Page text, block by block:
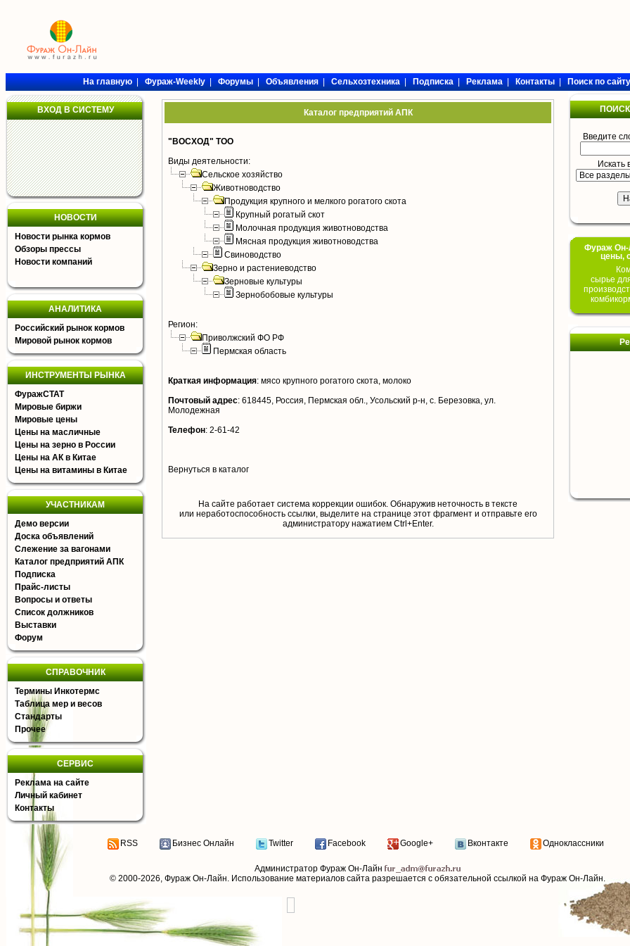
На главную|Фураж-Weekly|Форумы|Объявления|Сельхозтехника|Подписка|Реклама|Контакты|Поиск по сайту
ВХОД В СИСТЕМУ
НОВОСТИ
Новости рынка кормов
Обзоры прессы
Новости компаний
АНАЛИТИКА
Российский рынок кормов
Мировой рынок кормов
ИНСТРУМЕНТЫ РЫНКА
ФуражСТАТ
Мировые биржи
Мировые цены
Цены на масличные
Цены на зерно в России
Цены на АК в Китае
Цены на витамины в Китае
УЧАСТНИКАМ
Демо версии
Доска объявлений
Слежение за вагонами
Каталог предприятий АПК
Подписка
Прайс-листы
Вопросы и ответы
Список должников
Выставки
Форум
СПРАВОЧНИК
Термины Инкотермс
Таблица мер и весов
Стандарты
Прочее
СЕРВИС
Реклама на сайте
Личный кабинет
Контакты
Каталог предприятий АПК
"ВОСХОД" ТОО
Виды деятельности:
Сельское хозяйство
Животноводство
Продукция крупного и мелкого рогатого скота
Крупный рогатый скот
Молочная продукция животноводства
Мясная продукция животноводства
Свиноводство
Зерно и растениеводство
Зерновые культуры
Зернобобовые культуры
Регион:
Приволжский ФО РФ
Пермская область
Краткая информация: мясо крупного рогатого скота, молоко
Почтовый адрес: 618445, Россия, Пермская обл., Усольский р-н, с. Березовка, ул.
Молодежная
Телефон: 2-61-42
Вернуться в каталог
На сайте работает система коррекции ошибок. Обнаружив неточность в тексте
или неработоспособность ссылки, выделите на странице этот фрагмент и отправьте его
aдминистратору нажатием Ctrl+Enter.
Введите
Искать
Фураж Он-
цены,
сырье
RSS Бизнес Онлайн Twitter Facebook Google+ Вконтакте Одноклассники
Администратор Фураж Он-Лайн
© 2000-2026, Фураж Он-Лайн. Использование материалов сайта разрешается с обязательной ссылкой на Фураж Он-Лайн.